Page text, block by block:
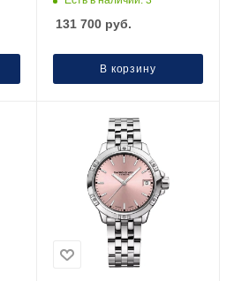
131 700руб.
В корзину